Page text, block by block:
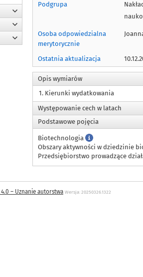
Podgrupa
Osoba odpowiedzialna
merytorycznie
Ostatnia aktualizacja
Opis wymiarów
1. Kierunki wydatkowania
Występowanie cech w latach
Podstawowe pojęcia
Biotechnologia
Obszary aktywności w dziedzinie
Przedsiębiorstwo prowadzące
– Uznanie autorstwa Wersja: 20250326.1322